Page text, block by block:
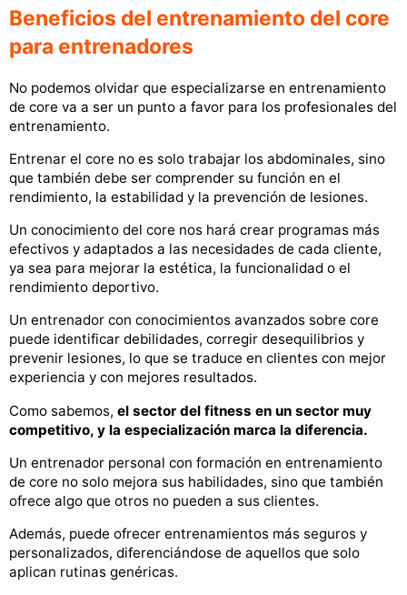
Beneficios del entrenamiento del core
para entrenadores
No podemos olvidar que especializarse en entrenamiento
de core va a ser un punto a favor para los profesionales del
entrenamiento.
Entrenar el core no es solo trabajar los abdominales, sino
que también debe ser comprender su función en el
rendimiento, la estabilidad y la prevención de lesiones.
Un conocimiento del core nos hará crear programas más
efectivos y adaptados a las necesidades de cada cliente,
ya sea para mejorar la estética, la funcionalidad o el
rendimiento deportivo.
Un entrenador con conocimientos avanzados sobre core
puede identificar debilidades, corregir desequilibrios y
prevenir lesiones, lo que se traduce en clientes con mejor
experiencia y con mejores resultados.
Como sabemos, el sector del fitness en un sector muy
competitivo, y la especialización marca la diferencia.
Un entrenador personal con formación en entrenamiento
de core no solo mejora sus habilidades, sino que también
ofrece algo que otros no pueden a sus clientes.
Además, puede ofrecer entrenamientos más seguros y
personalizados, diferenciándose de aquellos que solo
aplican rutinas genéricas.